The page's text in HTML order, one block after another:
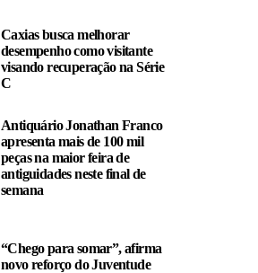
Caxias busca melhorar
desempenho como visitante
visando recuperação na Série
C
Antiquário Jonathan Franco
apresenta mais de 100 mil
peças na maior feira de
antiguidades neste final de
semana
“Chego para somar”, afirma
novo reforço do Juventude